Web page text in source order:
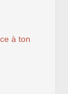
Roubaix